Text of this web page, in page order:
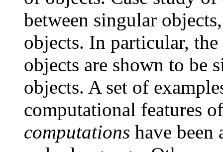
between singular
objects. In particular, the
objects are shown to
objects. A set of
computational features
computations have